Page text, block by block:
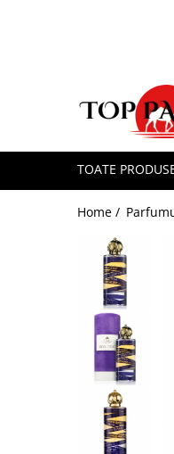
Seturi Parfumuri
Pachete BARBATI
Parfumuri Barbati
Parfumuri Unisex
Tipuri Parfumuri
Parfumuri Citrice
Parfumuri Condimentate
Parfumuri Dulci
Parfumuri Exotice
TOATE
Home /